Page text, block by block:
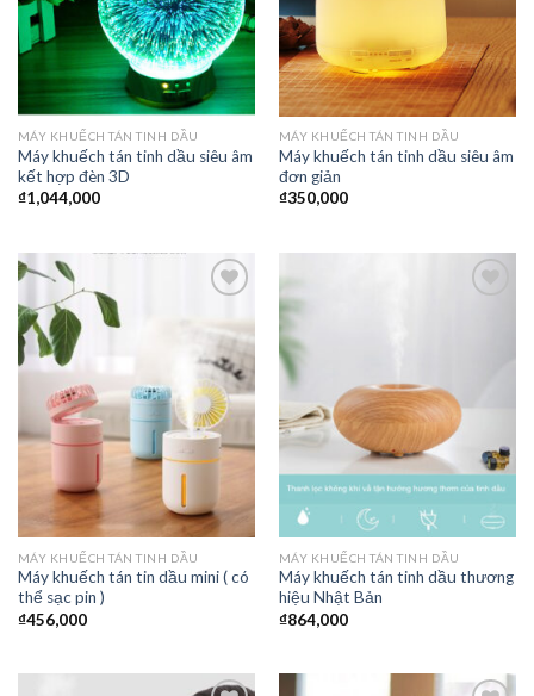
MÁY KHUẾCH TÁN TINH DẦU
Máy khuếch tán tinh dầu siêu âm
kết hợp đèn 3D
₫1,044,000
MÁY KHUẾCH TÁN TINH DẦU
Máy khuếch tán tinh dầu siêu âm
đơn giản
₫350,000
thích
MÁY KHUẾCH TÁN TINH DẦU
Máy khuếch tán tin dầu mini ( có
thể sạc pin )
₫456,000
MÁY KHUẾCH TÁN TINH DẦU
Máy khuếch tán tinh dầu thương
hiệu Nhật Bản
₫864,000